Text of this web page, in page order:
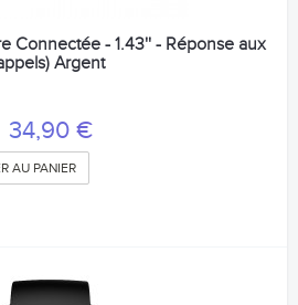
Connectée - 1.43'' - Réponse aux
Argent
34,90 €
AU PANIER